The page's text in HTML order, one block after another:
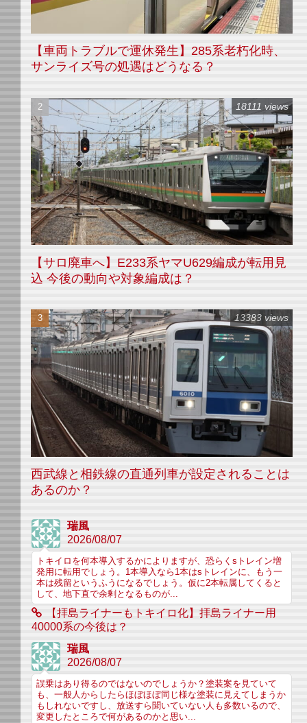
【車両トラブルで運休発生】285系老朽化時、
サンライズ号の処遇はどうなる？
【サロ廃車へ】E233系ヤマU629編成が転用見
込 今後の動向や対象編成は？
18111 views
西武線と相鉄線の直通列車が設定されることは
あるのか？
13383 views
瑞風
2026/08/07
トキイロを何本導入するかによりますが、恐らくsトレイン増
発用に転用でしょう。1本導入なら1本はsトレインに、もう一
本は残留というふうになるでしょう。仮に2本転属してくると
して、地下直で余剰となるものが...
【拝島ライナーもトキイロ化】拝島ライナー用
40000系の今後は？
瑞風
2026/08/07
誤乗はあり得るのではないのでしょうか？塗装案を見ていて
も、一般人からしたらほぼほぼ同じ様な塗装に見えてしまうか
もしれないですし、放送すら聞いていない人も多数いるので、
変更したところで何があるのかと思い...